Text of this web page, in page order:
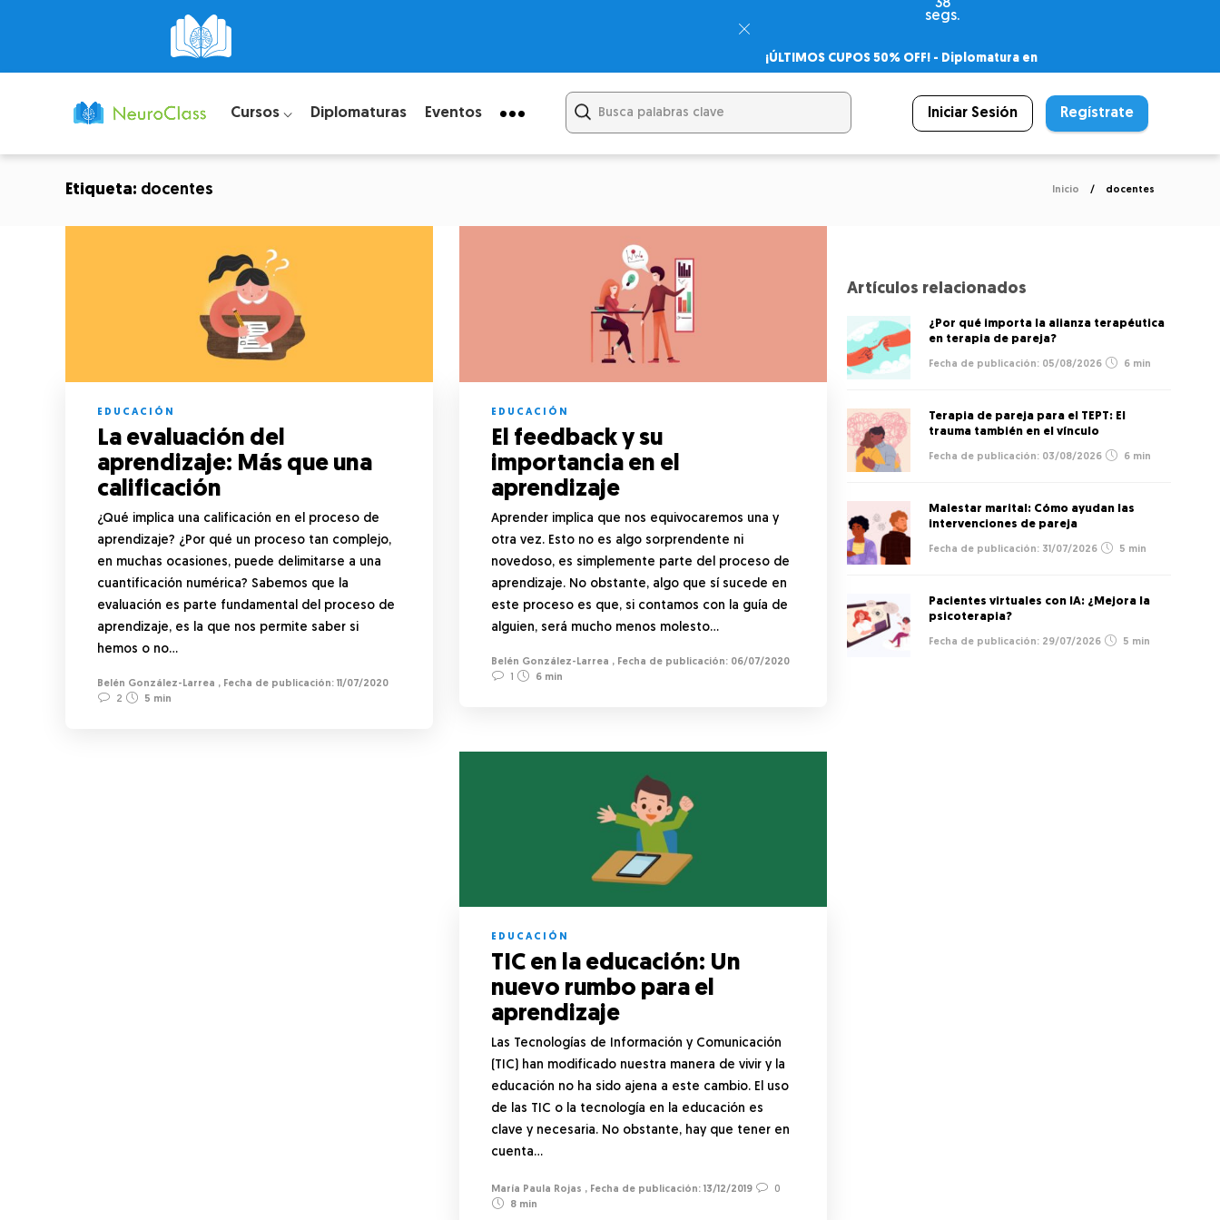
37
segs.
¡ÚLTIMOS CUPOS 50% OFF! - Diplomatura en
– Certificado Universitario
Cursos ⌵ Diplomaturas Eventos Iniciar Sesión Regístrate
Etiqueta: docentes Inicio docentes
EDUCACIÓN
La evaluación del
aprendizaje: Más que una
calificación
¿Qué implica una calificación en el proceso de
aprendizaje? ¿Por qué un proceso tan complejo,
en muchas ocasiones, puede delimitarse a una
cuantificación numérica? Sabemos que la
evaluación es parte fundamental del proceso de
aprendizaje, es la que nos permite saber si
hemos o no…
Belén González-Larrea ,
11/07/2020
2
5 min
EDUCACIÓN
El feedback y su
importancia en el
aprendizaje
Aprender implica que nos equivocaremos una y
otra vez. Esto no es algo sorprendente ni
novedoso, es simplemente parte del proceso de
aprendizaje. No obstante, algo que sí sucede en
este proceso es que, si contamos con la guía de
alguien, será mucho menos molesto…
Belén González-Larrea ,
06/07/2020
1
6 min
EDUCACIÓN
TIC en la educación: Un
nuevo rumbo para el
aprendizaje
Las Tecnologías de Información y Comunicación
(TIC) han modificado nuestra manera de vivir y la
educación no ha sido ajena a este cambio. El uso
de las TIC o la tecnología en la educación es
clave y necesaria. No obstante, hay que tener en
cuenta…
María Paula Rojas , 13/12/2019
0
8 min
Artículos relacionados
¿Por qué importa la alianza terapéutica
en terapia de pareja?
05/08/2026 6 min
Terapia de pareja para el TEPT: El
trauma también en el vínculo
03/08/2026 6 min
Malestar marital: Cómo ayudan las
intervenciones de pareja
31/07/2026 5 min
Pacientes virtuales con IA: ¿Mejora la
psicoterapia?
29/07/2026 5 min